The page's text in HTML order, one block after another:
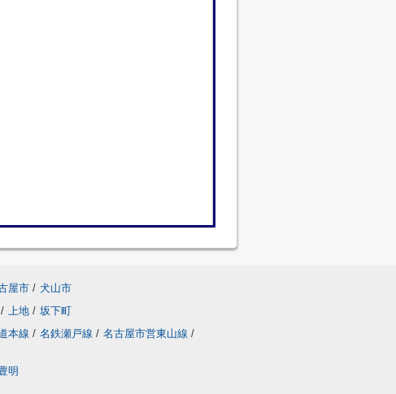
屋市 / 犬山市
/ 上地 / 坂下町
本線 / 名鉄瀬戸線 / 名古屋市営東山線 /
明